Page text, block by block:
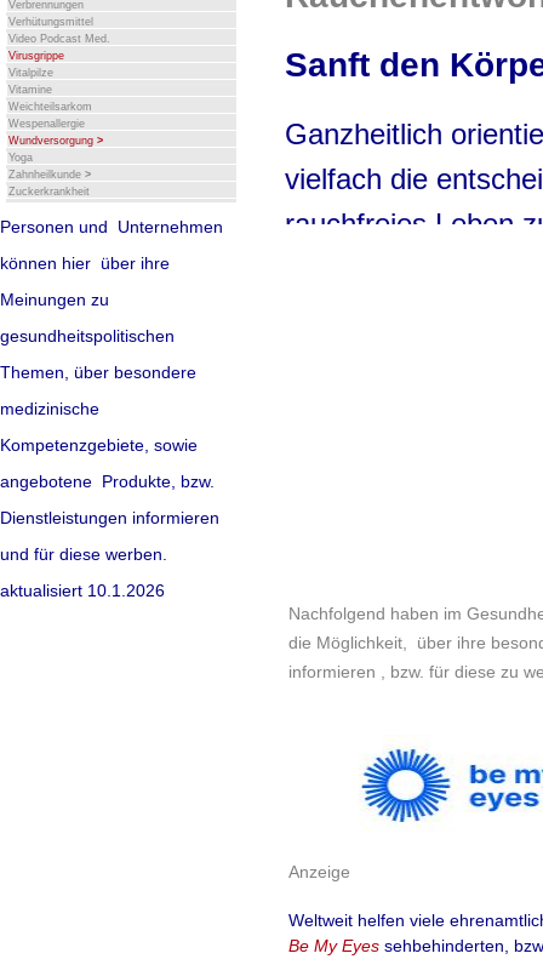
Verbrennungen
Verhütungsmittel
Video Podcast Med.
Virusgrippe
Vitalpilze
Vitamine
Weichteilsarkom
Wespenallergie
Wundversorgung >
Yoga
Zahnheilkunde >
Zuckerkrankheit
Sanft den
Ganzheitlich
vielfach die
rauchfreies Leben
weit
Wirkstoff
starken
Anwendung
Nachfolgend haben im
die Möglichkeit, über ihre
informieren , bzw. für diese zu
Anzeige
Weltweit helfen viele
Be My Eyes sehbehinderten,
Personen und Unternehmen
können hier über ihre
Meinungen zu
gesundheitspolitischen
Themen, über besondere
medizinische
Kompetenzgebiete, sowie
angebotene Produkte, bzw.
Dienstleistungen informieren
und für diese werben.
aktualisiert 10.1.2026